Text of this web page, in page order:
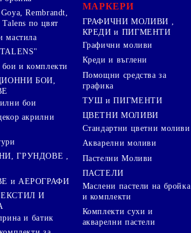
Rembrandt,
по цвят
мастила
и комплекти
БОИ,
бои
акрилни
ГРУНДОВЕ ,
и АЕРОГРАФИ
И
и батик
МАРКЕРИ
ГРАФИЧНИ МОЛИВИ ,
КРЕДИ и ПИГМЕНТИ
Графични моливи
Креди и въглени
Помощни средства за
графика
ТУШ и ПИГМЕНТИ
ЦВЕТНИ МОЛИВИ
Стандартни цветни моливи
Акварелни моливи
Пастелни Моливи
ПАСТЕЛИ
Маслени пастели на бройка
и комплекти
Комплекти сухи и
акварелни пастели